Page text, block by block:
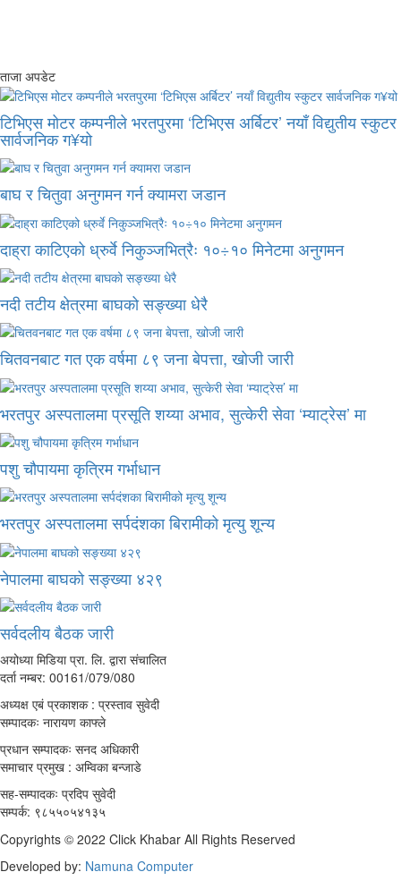
ताजा अपडेट
टिभिएस मोटर कम्पनीले भरतपुरमा ‘टिभिएस अर्बिटर’ नयाँ विद्युतीय स्कुटर
सार्वजनिक ग¥यो
बाघ र चितुवा अनुगमन गर्न क्यामरा जडान
दाह्रा काटिएको ध्रुर्वे निकुञ्जभित्रैः १०÷१० मिनेटमा अनुगमन
नदी तटीय क्षेत्रमा बाघको सङ्ख्या धेरै
चितवनबाट गत एक वर्षमा ८९ जना बेपत्ता, खोजी जारी
भरतपुर अस्पतालमा प्रसूति शय्या अभाव, सुत्केरी सेवा ‘म्याट्रेस’ मा
पशु चौपायमा कृत्रिम गर्भाधान
भरतपुर अस्पतालमा सर्पदंशका बिरामीको मृत्यु शून्य
नेपालमा बाघको सङ्ख्या ४२९
सर्वदलीय बैठक जारी
अयोध्या मिडिया प्रा. लि. द्वारा संचालित
दर्ता नम्बर: 00161/079/080
अध्यक्ष एबं प्रकाशक : प्रस्ताव सुवेदी
सम्पादकः नारायण काफ्ले
प्रधान सम्पादकः सनद अधिकारी
समाचार प्रमुख : अम्विका बन्जाडे
सह-सम्पादकः प्रदिप सुवेदी
सम्पर्क: ९८५५०५४१३५
Copyrights © 2022 Click Khabar All Rights Reserved
Developed by: Namuna Computer